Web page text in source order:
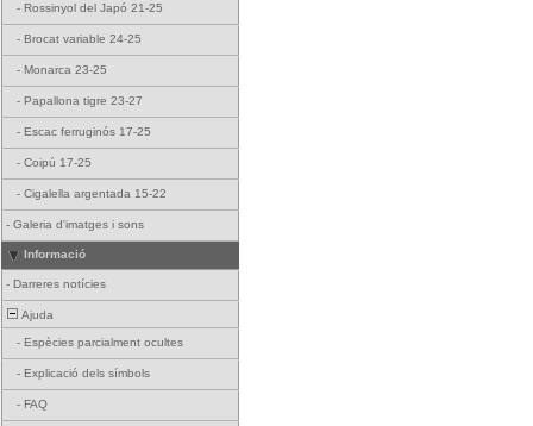
- Rossinyol del Japó 21-25
- Brocat variable 24-25
- Monarca 23-25
- Papallona tigre 23-27
- Escac ferruginós 17-25
- Coipú 17-25
- Cigalella argentada 15-22
- Galeria d'imatges i sons
Informació
- Darreres notícies
Ajuda
- Espècies parcialment ocultes
- Explicació dels símbols
- FAQ